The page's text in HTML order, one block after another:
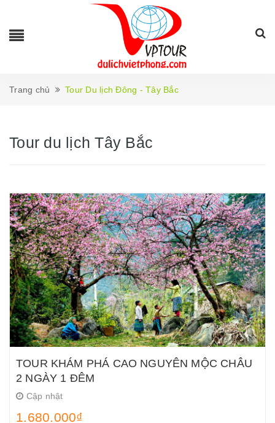
Trang chủ Tour Du lịch Đông - Tây Bắc
Tour du lịch Tây Bắc
TOUR KHÁM PHÁ CAO NGUYÊN MỘC CHÂU
2 NGÀY 1 ĐÊM
Cập nhật
1.680.000₫